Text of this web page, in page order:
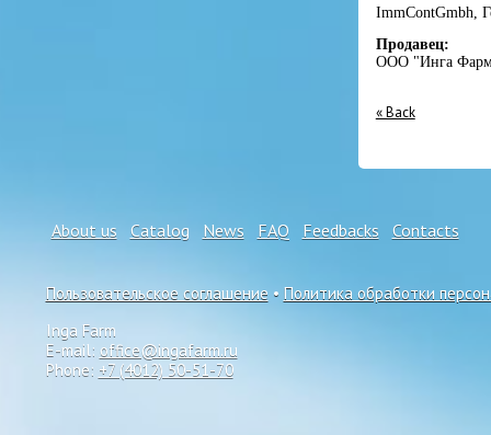
ImmContGmbh,
Продавец:
ООО "Инга
« Back
About us Catalog News FAQ Feedbacks Contacts
Пользовательское соглашение • Политика обработки
Inga Farm
E-mail: office@ingafarm.ru
Phone: +7 (4012) 50-51-70